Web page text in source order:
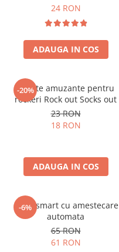
24 RON
ADAUGA IN COS
-20%
Sosete amuzante pentru
rockeri Rock out Socks out
23 RON
18 RON
ADAUGA IN COS
-6%
Cana smart cu amestecare
automata
65 RON
61 RON